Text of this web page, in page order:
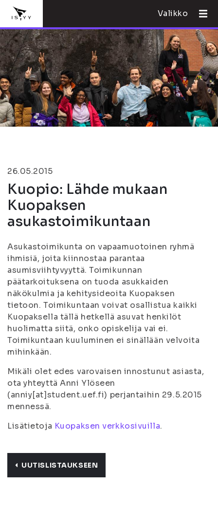
Valikko
26.05.2015
Kuopio: Lähde mukaan
Kuopaksen
asukastoimikuntaan
Asukastoimikunta on vapaamuotoinen ryhmä
ihmisiä, joita kiinnostaa parantaa
asumisviihtyvyyttä. Toimikunnan
päätarkoituksena on tuoda asukkaiden
näkökulmia ja kehitysideoita Kuopaksen
tietoon. Toimikuntaan voivat osallistua kaikki
Kuopaksella tällä hetkellä asuvat henkilöt
huolimatta siitä, onko opiskelija vai ei.
Toimikuntaan kuuluminen ei sinällään velvoita
mihinkään.
Mikäli olet edes varovaisen innostunut asiasta,
ota yhteyttä Anni Ylöseen
(anniy[at]student.uef.fi) perjantaihin 29.5.2015
mennessä.
Lisätietoja Kuopaksen verkkosivuilla.
UUTISLISTAUKSEEN